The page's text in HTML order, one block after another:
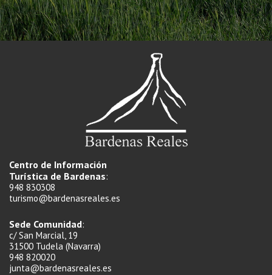
Centro de Información
Turística de Bardenas:
948 830308
turismo@bardenasreales.es
Sede Comunidad:
c/ San Marcial, 19
31500 Tudela (Navarra)
948 820020
junta@bardenasreales.es